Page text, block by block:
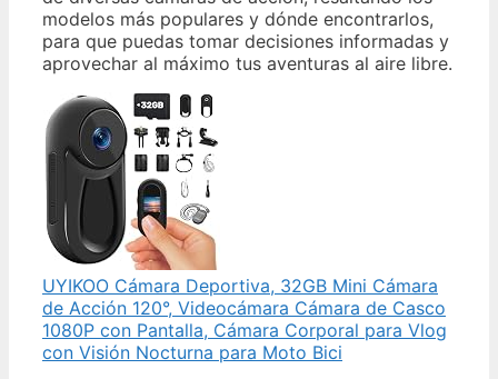
modelos más populares y dónde encontrarlos,
para que puedas tomar decisiones informadas y
aprovechar al máximo tus aventuras al aire libre.
UYIKOO Cámara Deportiva, 32GB Mini Cámara
de Acción 120°, Videocámara Cámara de Casco
1080P con Pantalla, Cámara Corporal para Vlog
con Visión Nocturna para Moto Bici